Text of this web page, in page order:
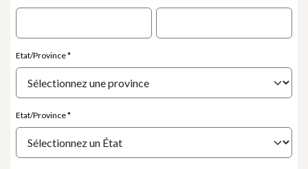
Etat/Province
Etat/Province